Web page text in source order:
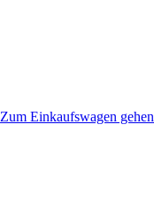
Zum Einkaufswagen gehen